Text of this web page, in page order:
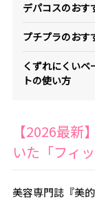
デパコスのおす
プチプラのおす
くずれにくいベ
トの使い方
【2026最
いた「フィ
美容専門誌『美